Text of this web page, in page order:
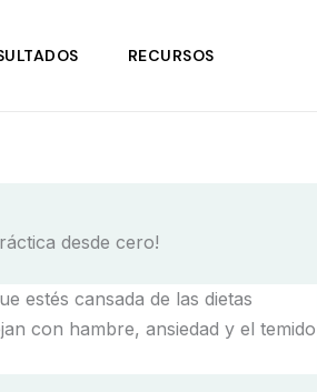
RECURSOS
desde cero!
estés cansada de las dietas
con hambre, ansiedad y el temido